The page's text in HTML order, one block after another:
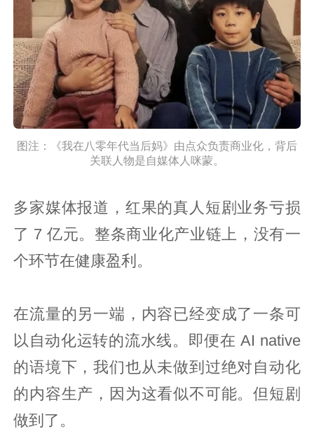
图注：《我在八零年代当后妈》由点众负责商业化，背后
关联人物是自媒体人咪蒙。
多家媒体报道，红果的真人短剧业务亏损
了 7 亿元。整条商业化产业链上，没有一
个环节在健康盈利。
在流量的另一端，内容已经变成了一条可
以自动化运转的流水线。即便在 AI native
的语境下，我们也从未做到过绝对自动化
的内容生产，因为这看似不可能。但短剧
做到了。